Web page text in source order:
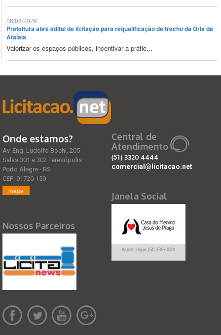
06/08/2026
Prefeitura abre edital de licitação para requalificação de trecho da Orla de
Atalaia
Valorizar os espaços públicos, incentivar a prátic...
Onde estamos?
Av. Eng. Ludolfo Boehl, 205
Salas 301 e 302 Teresópolis
Porto Alegre - RS
CEP: 91720-150
mapa
Nossos Parceiros
Central de
Atendimento
(51) 3320 4444
comercial@licitacao.net
Janela Social